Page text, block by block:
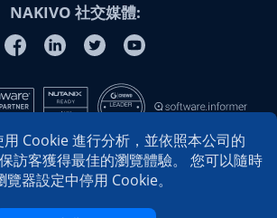
NAKIVO 社交媒體:
用 Cookie 進行分析，並依照本公司的
保訪客獲得最佳的瀏覽體驗。 您可以隨時
覽器設定中停用 Cookie。